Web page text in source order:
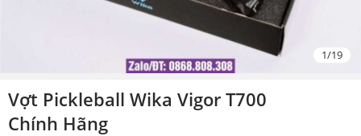
1/19
Vợt Pickleball Wika Vigor T700
Chính Hãng